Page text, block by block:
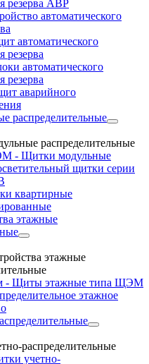
резерва АВР
автоматического
автоматического
резерва
автоматического
резерва
аварийного
распределительные
распределительные
- Щитки модульные
щитки серии
квартирные
этажные
этажные
Щиты этажные типа ЩЭМ
этажное
распределительные
учетно-